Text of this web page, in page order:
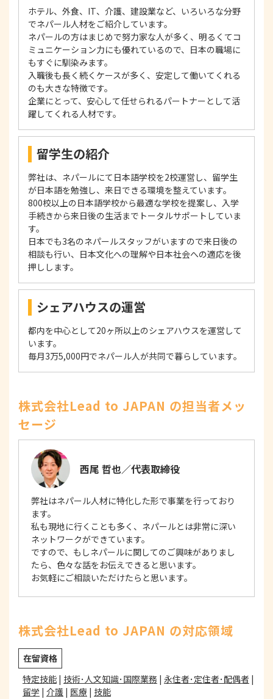
ホテル、外食、IT、介護、建設業など、いろいろな分野
でネパール人材をご紹介しています。
ネパールの方はまじめで努力家な人が多く、明るくてコ
ミュニケーション力にも優れているので、日本の職場に
もすぐに馴染みます。
入職後も長く続くケースが多く、安定して働いてくれる
のも大きな特徴です。
企業にとって、安心して任せられるパートナーとして活
躍してくれる人材です。
留学生の紹介
弊社は、ネパールにて日本語学校を2校運営し、留学生
が日本語を勉強し、来日できる環境を整えています。
800校以上の日本語学校から最適な学校を提案し、入学
手続きから来日後の生活までトータルサポートしていま
す。
日本でも3名のネパールスタッフがいますので来日後の
相談も行い、日本文化への理解や日本社会への適応を後
押しします。
シェアハウスの運営
都内を中心として20ヶ所以上のシェアハウスを運営して
います。
毎月3万5,000円でネパール人が共同で暮らしています。
株式会社Lead to JAPAN の担当者メッ
セージ
西尾 哲也／代表取締役
弊社はネパール人材に特化した形で事業を行っており
ます。
私も現地に行くことも多く、ネパールとは非常に深い
ネットワークができています。
ですので、もしネパールに関してのご興味がありまし
たら、色々な話をお伝えできると思います。
お気軽にご相談いただけたらと思います。
株式会社Lead to JAPAN の対応領域
在留資格
特定技能 | 技術･人文知識･国際業務 | 永住者･定住者･配偶者 |
留学 | 介護 | 医療 | 技能